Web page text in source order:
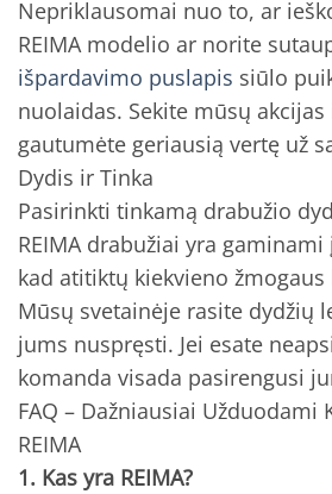
Nepriklausomai nuo to, ar
REIMA modelio ar norite
išpardavimo puslapis siūlo
nuolaidas. Sekite mūsų
gautumėte geriausią vertę už
Dydis ir Tinka
Pasirinkti tinkamą drabužio
REIMA drabužiai yra
kad atitiktų kiekvieno
Mūsų svetainėje rasite dydžių
jums nuspręsti. Jei esate
komanda visada pasirengusi
FAQ – Dažniausiai Užduodami
REIMA
1. Kas yra REIMA?